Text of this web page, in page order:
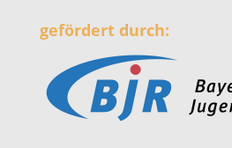
gefördert durch: